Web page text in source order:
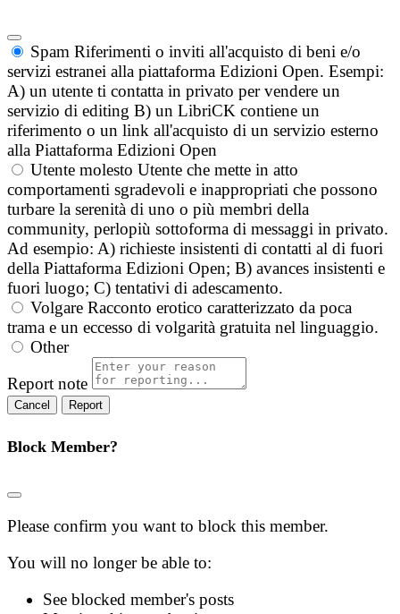
Spam Riferimenti o inviti all'acquisto di beni e/o
servizi estranei alla piattaforma Edizioni Open. Esempi:
A) un utente ti contatta in privato per vendere un
servizio di editing B) un LibriCK contiene un
riferimento o un link all'acquisto di un servizio esterno
alla Piattaforma Edizioni Open
Utente molesto Utente che mette in atto
comportamenti sgradevoli e inappropriati che possono
turbare la serenità di uno o più membri della
community, perlopiù sottoforma di messaggi in privato.
Ad esempio: A) richieste insistenti di contatti al di fuori
della Piattaforma Edizioni Open; B) avances insistenti e
fuori luogo; C) tentativi di adescamento.
Volgare Racconto erotico caratterizzato da poca
trama e un eccesso di volgarità gratuita nel linguaggio.
Other
Report note
Report
Block Member?
Please confirm you want to block this member.
You will no longer be able to:
See blocked member's posts